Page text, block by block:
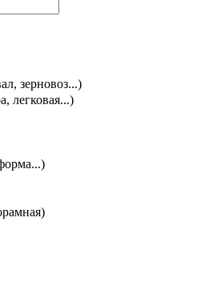
зерновоз...)
легковая...)